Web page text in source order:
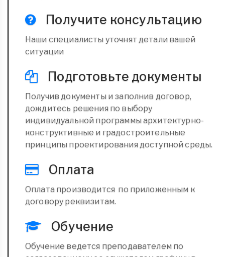
Получите консультацию
Наши специалисты уточнят детали вашей
ситуации
Подготовьте документы
Получив документы и заполнив договор,
дождитесь решения по выбору
индивидуальной программы архитектурно-
конструктивные и градостроительные
принципы проектирования доступной среды.
Оплата
Оплата производится по приложенным к
договору реквизитам.
Обучение
Обучение ведется преподавателем по